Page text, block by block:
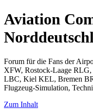
Aviation
Forum für die Fans der
XFW, Rostock-Laage
LBC, Kiel KEL, Bremen
Flugzeug-Simulation,
Zum Inhalt